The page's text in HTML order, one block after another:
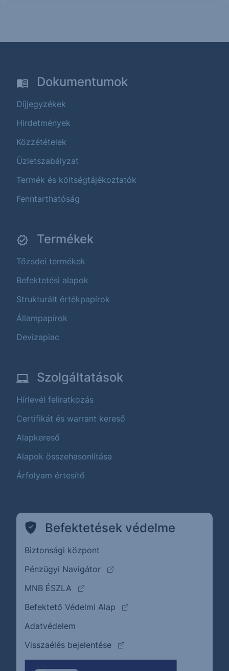
Dokumentumok
Díjjegyzékek
Hirdetmények
Közzétételek
Üzletszabályzat
Termék és költségtájékoztatók
Fenntarthatóság
Termékek
Tőzsdei termékek
Befektetési alapok
Strukturált értékpapírok
Állampapírok
Devizapiac
Szolgáltatások
Hírlevél feliratkozás
Certifikát és warrant kereső
Alapkereső
Alapok összehasonlítása
Árfolyam értesítő
Befektetések védelme
Biztonsági központ
Pénzügyi Navigátor
(külső oldalra ugrik)
MNB ÉSZLA
(külső oldalra ugrik)
Befektető Védelmi Alap
(külső oldalra ugrik)
Adatvédelem
Visszaélés bejelentése
(külső oldalra ugrik)